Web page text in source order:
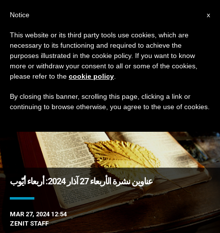
TAG
Posts Tagged ‘تزيين’
DERNIÈRES NOUVELLES
عناوين نشرة الأربعاء 27 آذار 2024: أربعاء أيّوب
MAR 27, 2024 12:54
ZENIT STAFF
x
Notice
This website or its third party tools use cookies, which are
necessary to its functioning and required to achieve the
purposes illustrated in the cookie policy. If you want to know
more or withdraw your consent to all or some of the cookies,
please refer to the cookie policy
By closing this banner, scrolling this page, clicking a link or
continuing to browse otherwise, you agree to the use of cookies.